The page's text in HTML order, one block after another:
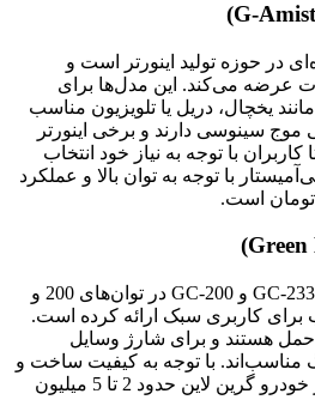
در حوزه تولید اینورتر است و
از 2000 تا 5000 وات عرضه می‌کند. این مدل‌ها برای
یخچال، دریل یا تلویزیون مناسب
سینوسی دارند و برخی اینورتر
با توجه به نیاز خود انتخاب
با توجه به توان بالا و عملکرد
گرین لاین با مدل‌هایی نظیر GC-233 و GC-200 در توان‌های 200 و
برای کاربری سبک ارائه کرده است.
حمل هستند و برای شارژ وسایل
با توجه به کیفیت ساخت و
کاربری آسان، قیمت اینورتر خودرو گرین لاین حدود 2 تا 5 میلیون